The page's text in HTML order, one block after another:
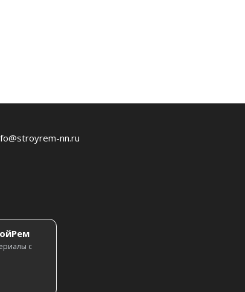
nn.ru
с